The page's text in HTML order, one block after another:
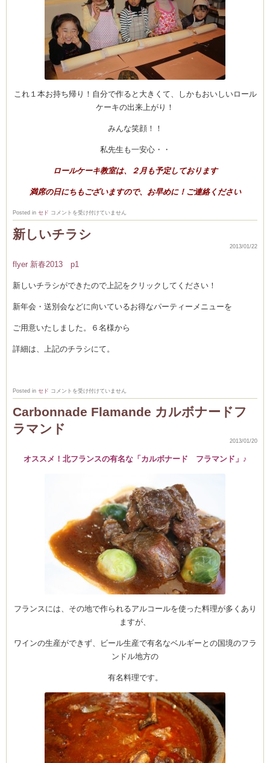
これ１本お持ち帰り！自分で作ると大きくて、しかもおいしいロール
ケーキの出来上がり！
みんな笑顔！！
私先生も一安心・・
ロールケーキ教室は、２月も予定しております
満席の日にちもございますので、お早めに！ご連絡ください
Posted in セド あ
る
の
お
教
一
(ロ
ケ
編）
コメントを受け付けていません
新しいチラシ
2013/01/22
flyer 新春2013 p1
新しいチラシができたので上記をクリックしてください！
新年会・送別会などに向いているお得なパーティーメニューを
ご用意いたしました。６名様から
詳細は、上記のチラシにて。
Posted in セド 新
し
チ
シ
コメントを受け付けていません
Carbonnade Flamande カルボナードフ
ラマンド
2013/01/20
オススメ！北フランスの有名な「カルボナード フラマンド」♪
フランスには、その地で作られるアルコールを使った料理が多くあり
ますが、
ワインの生産ができず、ビール生産で有名なベルギーとの国境のフラ
ンドル地方の
有名料理です。